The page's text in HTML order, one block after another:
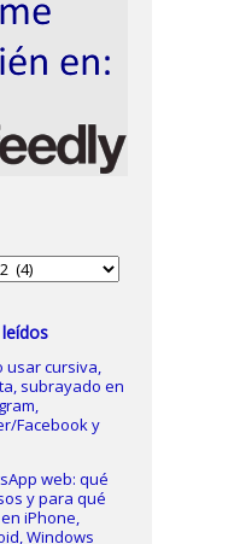
usar cursiva,
subrayado en
Facebook y
web: qué
y para qué
iPhone,
Windows